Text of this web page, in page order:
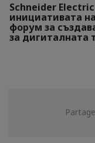
Schneider
инициативата
форум за
за дигиталната